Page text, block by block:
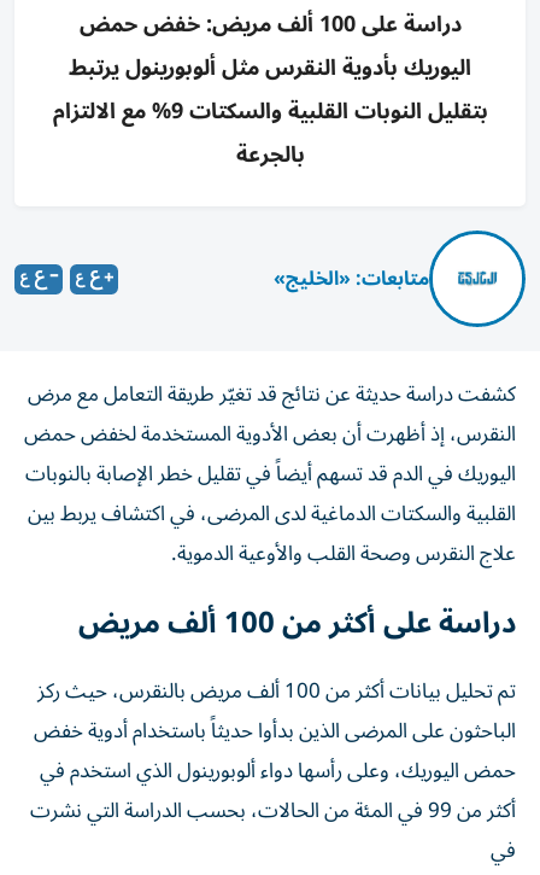
دراسة على 100 ألف مريض: خفض حمض
اليوريك بأدوية النقرس مثل ألوبورينول يرتبط
بتقليل النوبات القلبية والسكتات 9% مع الالتزام
بالجرعة
متابعات: «الخليج»
كشفت دراسة حديثة عن نتائج قد تغيّر طريقة التعامل مع مرض
النقرس، إذ أظهرت أن بعض الأدوية المستخدمة لخفض حمض
اليوريك في الدم قد تسهم أيضاً في تقليل خطر الإصابة بالنوبات
القلبية والسكتات الدماغية لدى المرضى، في اكتشاف يربط بين
علاج النقرس وصحة القلب والأوعية الدموية.
دراسة على أكثر من 100 ألف مريض
تم تحليل بيانات أكثر من 100 ألف مريض بالنقرس، حيث ركز
الباحثون على المرضى الذين بدأوا حديثاً باستخدام أدوية خفض
حمض اليوريك، وعلى رأسها دواء ألوبورينول الذي استخدم في
أكثر من 99 في المئة من الحالات، بحسب الدراسة التي نشرت
في